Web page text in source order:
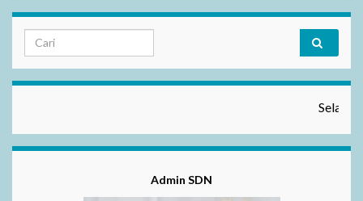
Selamat Datang
Admin SDN